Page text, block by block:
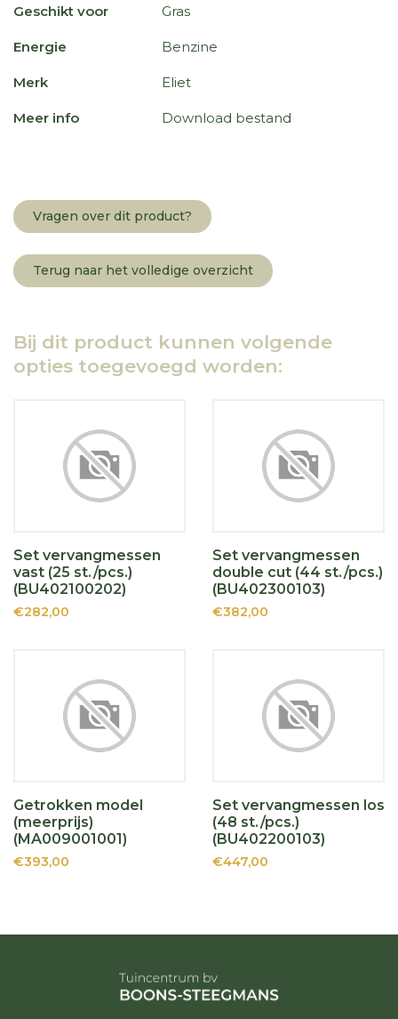
Geschikt voor Gras
Energie Benzine
Merk Eliet
Meer info Download bestand
Vragen over dit product?
Terug naar het volledige overzicht
Bij dit product kunnen volgende
opties toegevoegd worden:
Set vervangmessen
vast (25 st./pcs.)
(BU402100202)
€282,00
Set vervangmessen
double cut (44 st./pcs.)
(BU402300103)
€382,00
Getrokken model
(meerprijs)
(MA009001001)
€393,00
Set vervangmessen los
(48 st./pcs.)
(BU402200103)
€447,00